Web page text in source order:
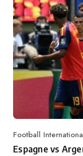
Category
Football
Espagne vs